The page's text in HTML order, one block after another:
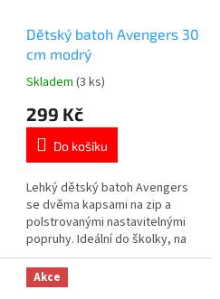
Dětský batoh Avengers 30
cm modrý
Průměrné
produktu
5,0
5
hvězdiček.
Skladem (3 ks)
299 Kč
Do košíku
Lehký dětský batoh Avengers
se dvěma kapsami na zip a
polstrovanými nastavitelnými
popruhy. Ideální do školky, na
výlety i volný čas. Více produktů
s motivem 👉 AVENGERS
Akce